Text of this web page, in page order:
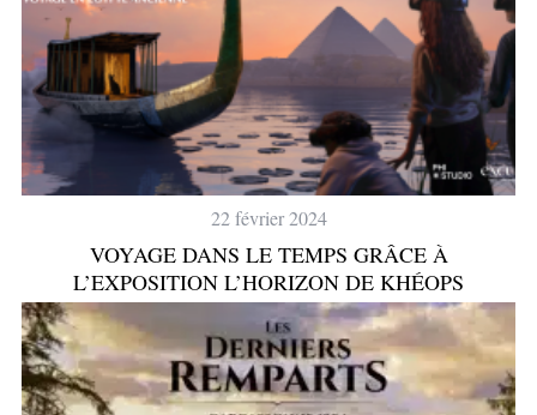
22 février 2024
VOYAGE DANS LE TEMPS GRÂCE À
L’EXPOSITION L’HORIZON DE KHÉOPS